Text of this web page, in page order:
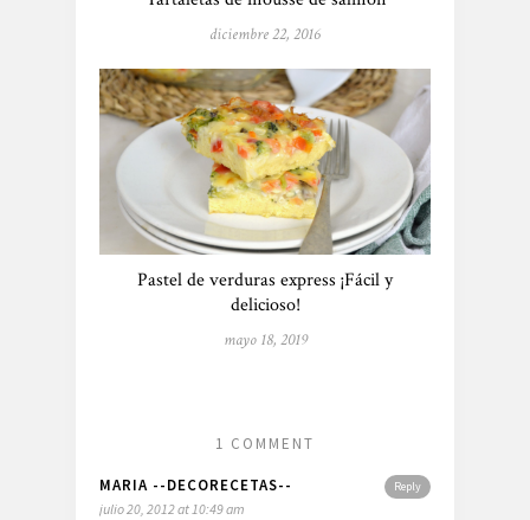
diciembre 22, 2016
Pastel de verduras express ¡Fácil y
delicioso!
mayo 18, 2019
1 COMMENT
Reply
MARIA --DECORECETAS--
julio 20, 2012 at 10:49 am